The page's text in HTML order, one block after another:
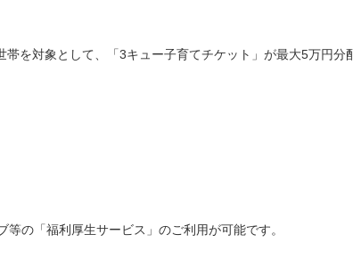
を対象として、「3キュー子育てチケット」が最大5万円分
の「福利厚生サービス」のご利用が可能です。